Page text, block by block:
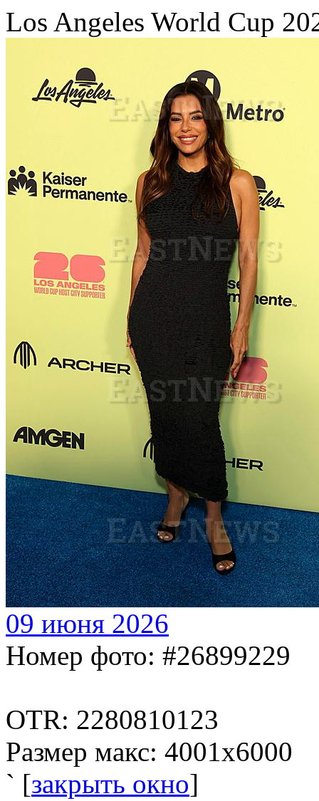
Los Angeles World Cup
09 июня 2026
Номер фото: #26899229
OTR: 2280810123
Размер макс: 4001x6000
` [закрыть окно]